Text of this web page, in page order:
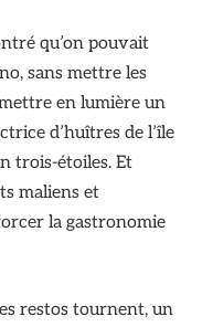
qu’on pouvait
sans mettre les
en lumière un
d’huîtres de l’île
trois-étoiles. Et
maliens et
la gastronomie
restos tournent, un